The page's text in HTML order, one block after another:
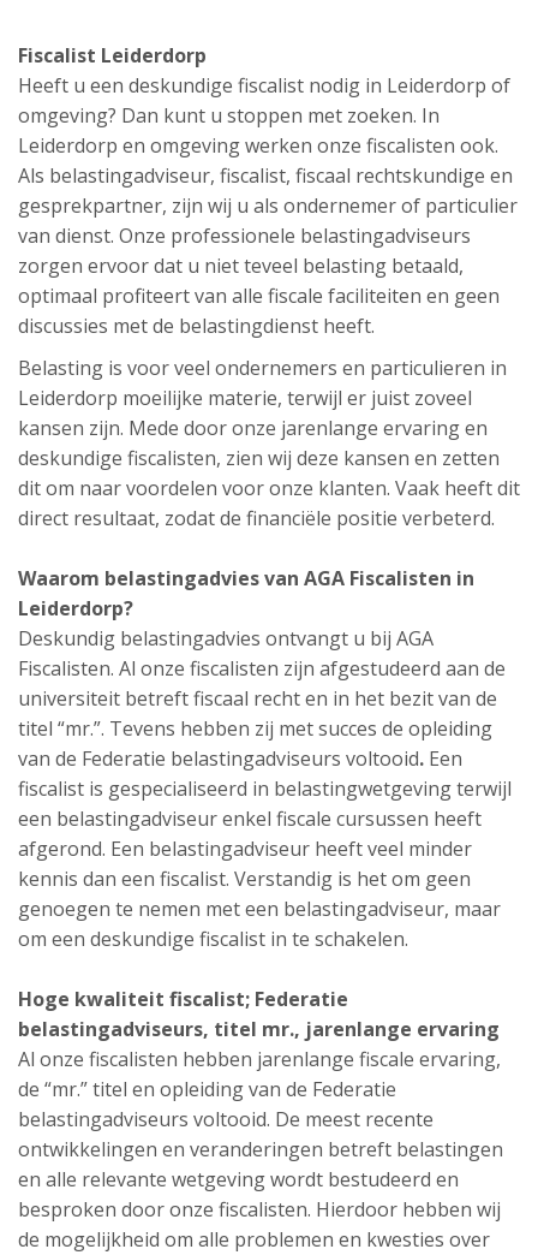
Fiscalist Leiderdorp
Heeft u een deskundige fiscalist nodig in Leiderdorp of
omgeving? Dan kunt u stoppen met zoeken. In
Leiderdorp en omgeving werken onze fiscalisten ook.
Als belastingadviseur, fiscalist, fiscaal rechtskundige en
gesprekpartner, zijn wij u als ondernemer of particulier
van dienst. Onze professionele belastingadviseurs
zorgen ervoor dat u niet teveel belasting betaald,
optimaal profiteert van alle fiscale faciliteiten en geen
discussies met de belastingdienst heeft.
Belasting is voor veel ondernemers en particulieren in
Leiderdorp moeilijke materie, terwijl er juist zoveel
kansen zijn. Mede door onze jarenlange ervaring en
deskundige fiscalisten, zien wij deze kansen en zetten
dit om naar voordelen voor onze klanten. Vaak heeft dit
direct resultaat, zodat de financiële positie verbeterd.
Waarom belastingadvies van AGA Fiscalisten in
Leiderdorp?
Deskundig belastingadvies ontvangt u bij AGA
Fiscalisten. Al onze fiscalisten zijn afgestudeerd aan de
universiteit betreft fiscaal recht en in het bezit van de
titel “mr.”. Tevens hebben zij met succes de opleiding
van de Federatie belastingadviseurs voltooid. Een
fiscalist is gespecialiseerd in belastingwetgeving terwijl
een belastingadviseur enkel fiscale cursussen heeft
afgerond. Een belastingadviseur heeft veel minder
kennis dan een fiscalist. Verstandig is het om geen
genoegen te nemen met een belastingadviseur, maar
om een deskundige fiscalist in te schakelen.
Hoge kwaliteit fiscalist; Federatie
belastingadviseurs, titel mr., jarenlange ervaring
Al onze fiscalisten hebben jarenlange fiscale ervaring,
de “mr.” titel en opleiding van de Federatie
belastingadviseurs voltooid. De meest recente
ontwikkelingen en veranderingen betreft belastingen
en alle relevante wetgeving wordt bestudeerd en
besproken door onze fiscalisten. Hierdoor hebben wij
de mogelijkheid om alle problemen en kwesties over